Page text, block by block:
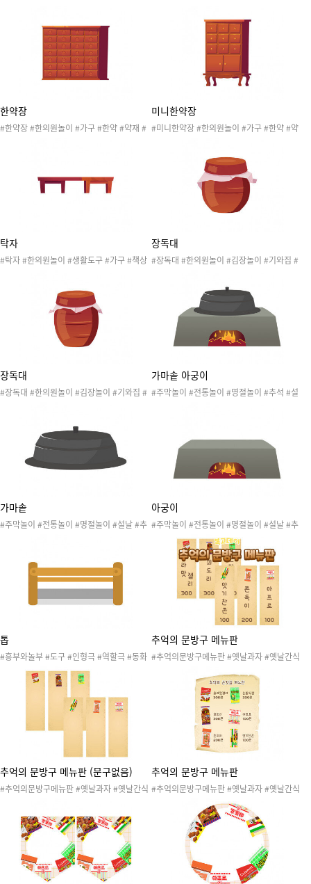
한약장
#한약장 #한의원놀이 #가구 #한약 #약재 #
미니한약장
#미니한약장 #한의원놀이 #가구 #한약 #약
탁자
#탁자 #한의원놀이 #생활도구 #가구 #책상
장독대
#장독대 #한의원놀이 #김장놀이 #기와집 #
장독대
#장독대 #한의원놀이 #김장놀이 #기와집 #
가마솥 아궁이
#주막놀이 #전통놀이 #명절놀이 #추석 #설
가마솥
#주막놀이 #전통놀이 #명절놀이 #설날 #추
생활도구 #옛날생활도구 #떡국가게 #새해
아궁이
#주막놀이 #전통놀이 #명절놀이 #설날 #추
석 #한가위 #우리나라 #전가게놀이 #복날 #
삼계탕가게 #삼계탕놀이 #초복 중복 말복 #
옛날생활도구 #생활도구 #떡국가게 #새해
톱
#흥부와놀부 #도구 #인형극 #역할극 #동화
책 #전래동화 #동극
추억의 문방구 메뉴판
#추억의문방구메뉴판 #옛날과자 #옛날간식
자 #레트로데이 #레트로놀이 #추억놀이 #7
080 #뉴트로 #복고놀이 #복고데이 #추억의
문방구놀이 #달고나만들기놀이 #달고나놀이
추억의 문방구 메뉴판 (문구없음)
#추억의문방구메뉴판 #옛날과자 #옛날간식
자 #레트로데이 #레트로놀이 #추억놀이 #7
080 #뉴트로 #추억의문방구놀이 #복고놀이
#복고데이 #달고나만들기놀이 #달고나놀이
추억의 문방구 메뉴판
#추억의문방구메뉴판 #옛날과자 #옛날간식
#불량식품 #군것질 #추억의간식 #추억의과
자 #레트로데이 #추억놀이 #7080 #뉴트로
#레트로놀이 #추억의문방구놀이 #복고놀이
#복고데이 #달고나만들기놀이 #달고나놀이